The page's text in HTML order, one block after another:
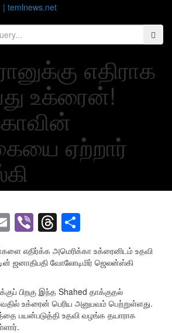
எதிராக
உக்ரைன்!
ஏற்றார்
EmailViberThreads
எதிர்க்க அமெரிக்கா உக்ரைனிடம் உதவி
ஜனாதிபதி வோலோடிமிர் ஜெலன்ஸ்கி
பிறகு இந்த Shahed தாக்குதல்
உக்ரைன் பெரிய அனுபவம் பெற்றுள்ளது.
பயன்படுத்தி உதவி வழங்க தயாராக